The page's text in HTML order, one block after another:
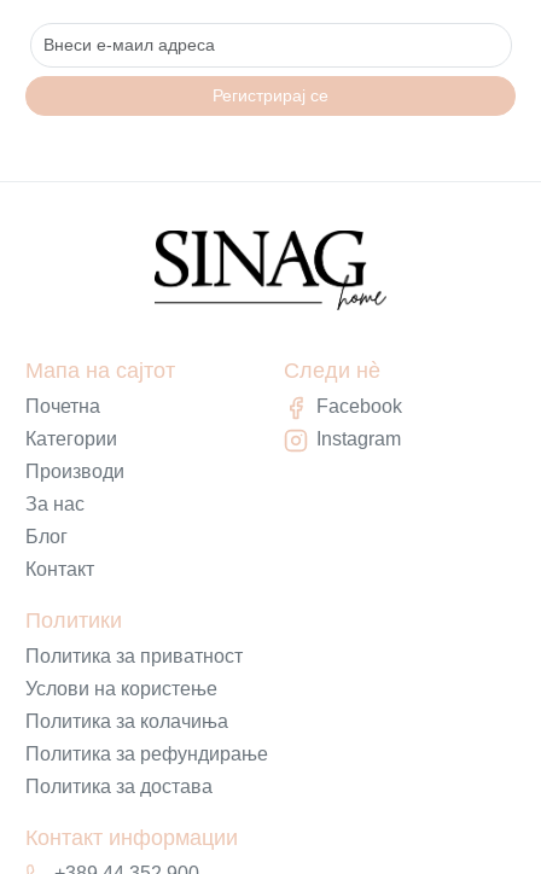
Регистрирај се
Мапа на сајтот
Почетна
Категории
Производи
За нас
Блог
Контакт
Политики
Политика за приватност
Услови на користење
Политика за колачиња
Политика за рефундирање
Политика за достава
Контакт информации
Следи нè
Facebook
Instagram